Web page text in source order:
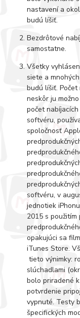
nastavení a
budú líšiť.
Bezdrôtové
samostatne.
Všetky
siete a
budú líšiť.
neskôr ju
počet
softvéru,
spoločnosť
softvéru, v
jednotiek
2015 s
opakujúci sa
iTunes Store.
tieto výnimky:
slúchadlami
bolo priradené
potvrdenie
vypnuté. Testy
špecifických